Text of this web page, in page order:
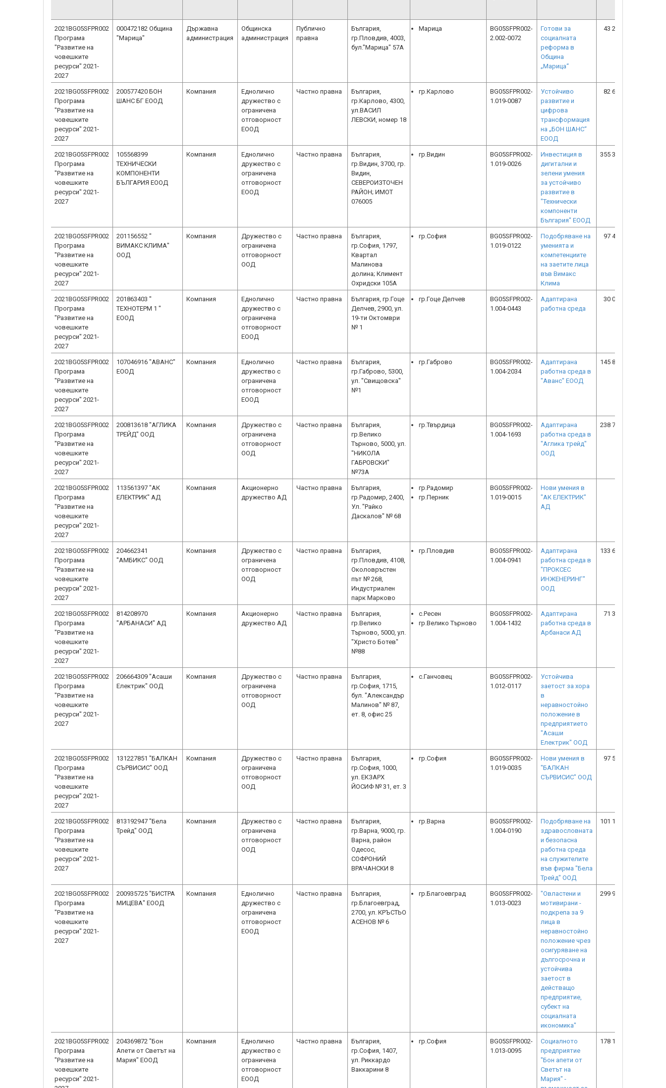
2021BG05SFPR002
Програма
"Развитие на
човешките
ресурси" 2021-
2027
000472182 Община
"Марица"
Държавна
администрация
Общинска
администрация
Публично
правна
България,
гр.Пловдив, 4003,
бул."Марица" 57А
Марица
BG05SFPR002-
2.002-0072
Готови за
социалната
реформа в
Община
„Марица“
43 237.40
2021BG05SFPR002
Програма
"Развитие на
човешките
ресурси" 2021-
2027
200577420 БОН
ШАНС БГ ЕООД
Компания
Еднолично
дружество с
ограничена
отговорност
ЕООД
Частно правна
България,
гр.Карлово, 4300,
ул.ВАСИЛ
ЛЕВСКИ, номер 18
гр.Карлово
BG05SFPR002-
1.019-0087
Устойчиво
развитие и
цифрова
трансформация
на „БОН ШАНС“
ЕООД
82 675.90
2021BG05SFPR002
Програма
"Развитие на
човешките
ресурси" 2021-
2027
105568399
ТЕХНИЧЕСКИ
КОМПОНЕНТИ
БЪЛГАРИЯ ЕООД
Компания
Еднолично
дружество с
ограничена
отговорност
ЕООД
Частно правна
България,
гр.Видин, 3700, гр.
Видин,
СЕВЕРОИЗТОЧЕН
РАЙОН; ИМОТ
076005
гр.Видин
BG05SFPR002-
1.019-0026
Инвестиция в
дигитални и
зелени умения
за устойчиво
развитие в
"Технически
компоненти
България" ЕООД
355 347.86
2021BG05SFPR002
Програма
"Развитие на
човешките
ресурси" 2021-
2027
201156552 "
ВИМАКС КЛИМА"
ООД
Компания
Дружество с
ограничена
отговорност
ООД
Частно правна
България,
гр.София, 1797,
Квартал
Малинова
долина; Климент
Охридски 105А
гр.София
BG05SFPR002-
1.019-0122
Подобряване на
уменията и
компетенциите
на заетите лица
във Вимакс
Клима
97 416.44
2021BG05SFPR002
Програма
"Развитие на
човешките
ресурси" 2021-
2027
201863403 "
ТЕХНОТЕРМ 1 "
ЕООД
Компания
Еднолично
дружество с
ограничена
отговорност
ЕООД
Частно правна
България, гр.Гоце
Делчев, 2900, ул.
19-ти Октомври
№ 1
гр.Гоце Делчев
BG05SFPR002-
1.004-0443
Адаптирана
работна среда
30 001.46
2021BG05SFPR002
Програма
"Развитие на
човешките
ресурси" 2021-
2027
107046916 "АВАНС"
ЕООД
Компания
Еднолично
дружество с
ограничена
отговорност
ЕООД
Частно правна
България,
гр.Габрово, 5300,
ул. "Свищовска"
№1
гр.Габрово
BG05SFPR002-
1.004-2034
Адаптирана
работна среда в
"Аванс" ЕООД
145 839.96
2021BG05SFPR002
Програма
"Развитие на
човешките
ресурси" 2021-
2027
200813618 "АГЛИКА
ТРЕЙД" ООД
Компания
Дружество с
ограничена
отговорност
ООД
Частно правна
България,
гр.Велико
Търново, 5000, ул.
"НИКОЛА
ГАБРОВСКИ"
№73А
гр.Твърдица
BG05SFPR002-
1.004-1693
Адаптирана
работна среда в
"Аглика трейд"
ООД
238 775.86
2021BG05SFPR002
Програма
"Развитие на
човешките
ресурси" 2021-
2027
113561397 "АК
ЕЛЕКТРИК" АД
Компания
Акционерно
дружество АД
Частно правна
България,
гр.Радомир, 2400,
Ул. "Райко
Даскалов" № 68
гр.Радомир
гр.Перник
BG05SFPR002-
1.019-0015
Нови умения в
"АК ЕЛЕКТРИК"
АД
2021BG05SFPR002
Програма
"Развитие на
човешките
ресурси" 2021-
2027
204662341
"АМБИКС" ООД
Компания
Дружество с
ограничена
отговорност
ООД
Частно правна
България,
гр.Пловдив, 4108,
Околовръстен
път № 268,
Индустриален
парк Марково
гр.Пловдив
BG05SFPR002-
1.004-0941
Адаптирана
работна среда в
"ПРОКСЕС
ИНЖЕНЕРИНГ"
ООД
133 676.48
2021BG05SFPR002
Програма
"Развитие на
човешките
ресурси" 2021-
2027
814208970
"АРБАНАСИ" АД
Компания
Акционерно
дружество АД
Частно правна
България,
гр.Велико
Търново, 5000, ул.
"Христо Ботев"
№88
с.Ресен
гр.Велико Търново
BG05SFPR002-
1.004-1432
Адаптирана
работна среда в
Арбанаси АД
71 313.63
2021BG05SFPR002
Програма
"Развитие на
човешките
ресурси" 2021-
2027
206664309 "Асаши
Електрик" ООД
Компания
Дружество с
ограничена
отговорност
ООД
Частно правна
България,
гр.София, 1715,
бул. "Александър
Малинов" № 87,
ет. 8, офис 25
с.Ганчовец
BG05SFPR002-
1.012-0117
Устойчива
заетост за хора
в
неравностойно
положение в
предприятието
"Асаши
Електрик" ООД
2021BG05SFPR002
Програма
"Развитие на
човешките
ресурси" 2021-
2027
131227851 "БАЛКАН
СЪРВИСИС" ООД
Компания
Дружество с
ограничена
отговорност
ООД
Частно правна
България,
гр.София, 1000,
ул. ЕКЗАРХ
ЙОСИФ № 31, ет. 3
гр.София
BG05SFPR002-
1.019-0035
Нови умения в
"БАЛКАН
СЪРВИСИС" ООД
97 500.81
2021BG05SFPR002
Програма
"Развитие на
човешките
ресурси" 2021-
2027
813192947 "Бела
Трейд" ООД
Компания
Дружество с
ограничена
отговорност
ООД
Частно правна
България,
гр.Варна, 9000, гр.
Варна, район
Одесос,
СОФРОНИЙ
ВРАЧАНСКИ 8
гр.Варна
BG05SFPR002-
1.004-0190
Подобряване на
здравословната
и безопасна
работна среда
на служителите
във фирма "Бела
Трейд" ООД
101 180.40
2021BG05SFPR002
Програма
"Развитие на
човешките
ресурси" 2021-
2027
200935725 "БИСТРА
МИЦЕВА" ЕООД
Компания
Еднолично
дружество с
ограничена
отговорност
ЕООД
Частно правна
България,
гр.Благоевград,
2700, ул. КРЪСТЬО
АСЕНОВ № 6
гр.Благоевград
BG05SFPR002-
1.013-0023
"Овластени и
мотивирани -
подкрепа за 9
лица в
неравностойно
положение чрез
осигуряване на
дългосрочна и
устойчива
заетост в
действащо
предприятие,
субект на
социалната
икономика"
299 913.46
2021BG05SFPR002
Програма
"Развитие на
човешките
ресурси" 2021-
204369872 "Бон
Апети от Светът на
Мария" ЕООД
Компания
Еднолично
дружество с
ограничена
отговорност
ЕООД
Частно правна
България,
гр.София, 1407,
ул. Риккардо
Ваккарини 8
гр.София
BG05SFPR002-
1.013-0095
Социалното
предприятие
"Бон апети от
Светът на
Мария" -
178 198.45